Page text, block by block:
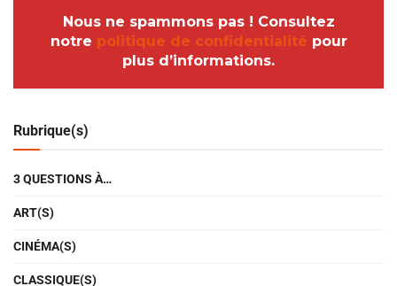
Nous ne spammons pas ! Consultez
notre politique de confidentialité pour
plus d’informations.
Rubrique(s)
3 QUESTIONS À…
ART(S)
CINÉMA(S)
CLASSIQUE(S)